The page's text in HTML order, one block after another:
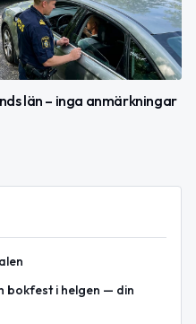
län – inga anmärkningar
bokfest i helgen — din